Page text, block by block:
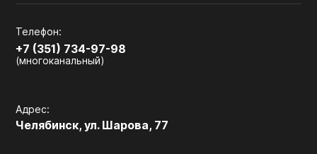
Телефон:
+7 (351) 734-97-98
(многоканальный)
Адрес:
Челябинск, ул. Шарова, 77